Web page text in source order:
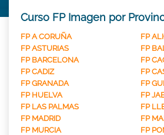
Curso FP Imagen por
FP A CORUÑA
FP
FP ASTURIAS
FP
FP BARCELONA
FP
FP CADIZ
FP
FP GRANADA
FP
FP HUELVA
FP
FP LAS PALMAS
FP
FP MADRID
FP
FP MURCIA
FP